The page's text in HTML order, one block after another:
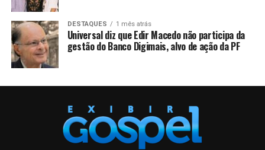
DESTAQUES 1 mês atrás
Universal diz que Edir Macedo não participa da
gestão do Banco Digimais, alvo de ação da PF